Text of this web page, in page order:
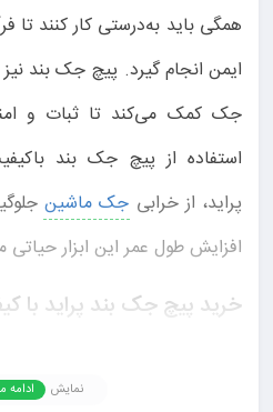
همگی باید به‌درستی کار کنند تا
ایمن انجام گیرد. پیچ جک بند
جک کمک می‌کند تا ثبات و
استفاده از پیچ جک بند
پراید، از خرابی جک ماشین
افزایش طول عمر این ابزار
خرید پیچ جک بند پراید با
جک بند پراید پرداخته‌اند؛ اما
نمایش